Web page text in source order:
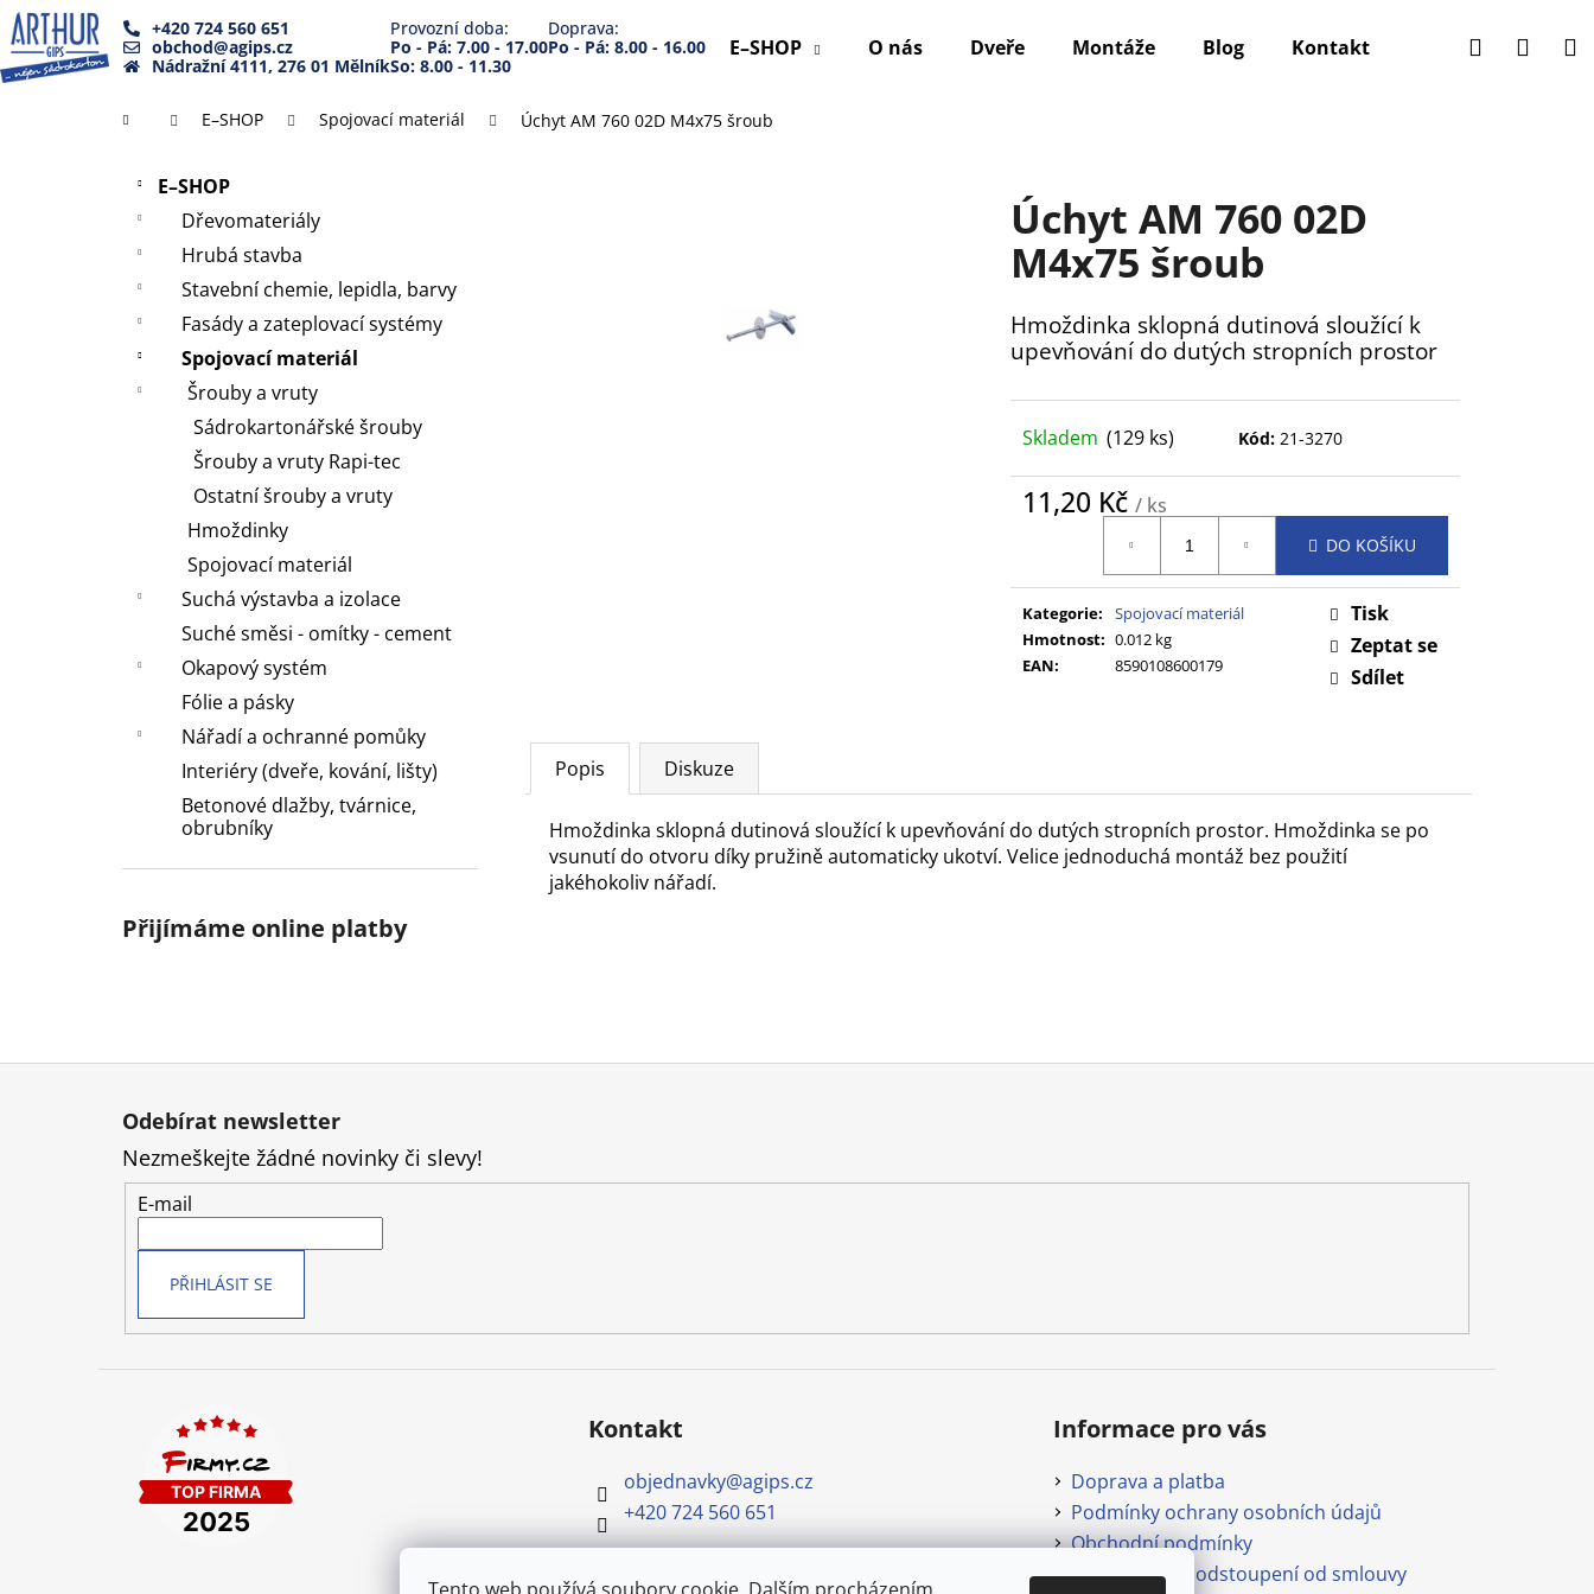
Přejít
na
obsah
E–SHOP O nás Dveře Montáže Blog Kontakt Hledat
+420 724 560 651
obchod@agips.cz
Nádražní 4111, 276 01 Mělník
Provozní doba:
Po - Pá: 7.00 - 17.00
So: 8.00 - 11.30
Doprava:
Po - Pá: 8.00 - 16.00
Domů E–SHOP Spojovací materiál Úchyt AM 760 02D M4x75 šroub
Přeskočit
kategorie
E–SHOP
Dřevomateriály
Hrubá stavba
Stavební chemie, lepidla, barvy
Fasády a zateplovací systémy
Spojovací materiál
Šrouby a vruty
Sádrokartonářské šrouby
Šrouby a vruty Rapi-tec
Ostatní šrouby a vruty
Hmoždinky
Spojovací materiál
Suchá výstavba a izolace
Suché směsi - omítky - cement
Okapový systém
Fólie a pásky
Nářadí a ochranné pomůky
Interiéry (dveře, kování, lišty)
Betonové dlažby, tvárnice,
obrubníky
Přijímáme online platby
Úchyt AM 760 02D
M4x75 šroub
Hmoždinka sklopná dutinová sloužící k
upevňování do dutých stropních prostor
Skladem (129 ks) Kód: 21-3270
11,20 Kč / ks
DO KOŠÍKU
Kategorie:
Spojovací materiál
Hmotnost: 0.012 kg
EAN: 8590108600179
Tisk
Zeptat se
Sdílet
Popis Diskuze
Hmoždinka sklopná dutinová sloužící k upevňování do dutých stropních prostor. Hmoždinka se po
vsunutí do otvoru díky pružině automaticky ukotví. Velice jednoduchá montáž bez použití
jakéhokoliv nářadí.
K
o
š
Zpět
Zpět
Co potřebujete najít?
Doporučujeme
Z
Odebírat newsletter
Nezmeškejte žádné novinky či slevy!
E-mail
PŘIHLÁSIT SE
Kontakt
objednavky@agips.cz
+420 724 560 651
Informace pro vás
Doprava a platba
Podmínky ochrany osobních údajů
Obchodní podmínky
Formulář pro odstoupení od smlouvy